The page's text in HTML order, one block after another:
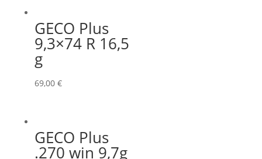
GECO Plus
9,3×74 R 16,5
g
69,00 €
GECO Plus
.270 win 9,7g